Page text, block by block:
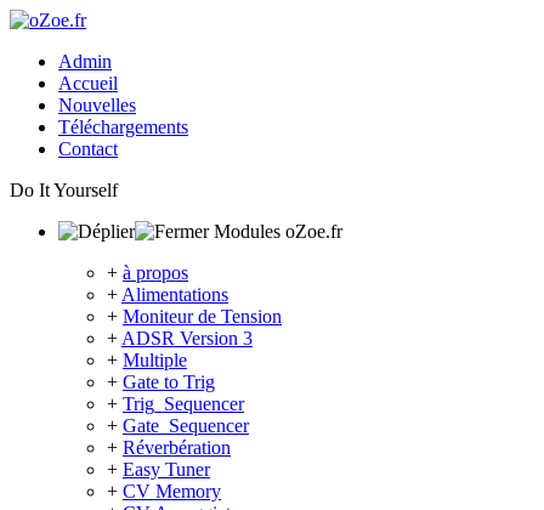
Admin
Accueil
Nouvelles
Téléchargements
Contact
Do It Yourself
Modules oZoe.fr
+ à propos
+ Alimentations
+ Moniteur de Tension
+ ADSR Version 3
+ Multiple
+ Gate to Trig
+ Trig_Sequencer
+ Gate_Sequencer
+ Réverbération
+ Easy Tuner
+ CV Memory